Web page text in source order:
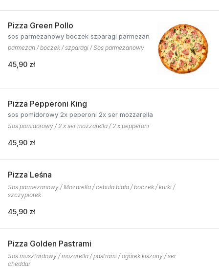
Pizza Green Pollo
sos parmezanowy boczek szparagi parmezan
parmezan / boczek / szparagi / Sos parmezanowy
45,90 zł
Pizza Pepperoni King
sos pomidorowy 2x peperoni 2x ser mozzarella
Sos pomidorowy / 2 x ser mozzarella / 2 x pepperoni
45,90 zł
Pizza Leśna
Sos parmezanowy / Mozarella / cebula biała / boczek / kurki /
szczypiorek
45,90 zł
Pizza Golden Pastrami
Sos musztardowy / mozarella / pastrami / ogórek kiszony / ser
cheddar